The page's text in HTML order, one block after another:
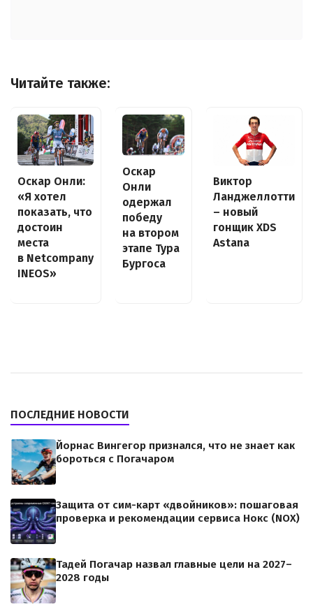
Читайте также:
Оскар Онли:
«Я хотел
показать, что
достоин
места
в Netcompany
INEOS»
Оскар
Онли
одержал
победу
на втором
этапе Тура
Бургоса
Виктор
Ланджеллотти
– новый
гонщик XDS
Astana
ПОСЛЕДНИЕ НОВОСТИ
Йорнас Вингегор признался, что не знает как
бороться с Погачаром
Защита от сим-карт «двойников»: пошаговая
проверка и рекомендации сервиса Нокс (NOX)
Тадей Погачар назвал главные цели на 2027–
2028 годы